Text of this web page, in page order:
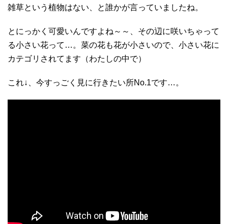
雑草という植物はない、と誰かが言っていましたね。
とにっかく可愛いんですよね～～、その辺に咲いちゃって
る小さい花って…。菜の花も花が小さいので、小さい花に
カテゴリされてます（わたしの中で）
これ↓、今すっごく見に行きたい所No.1です…。